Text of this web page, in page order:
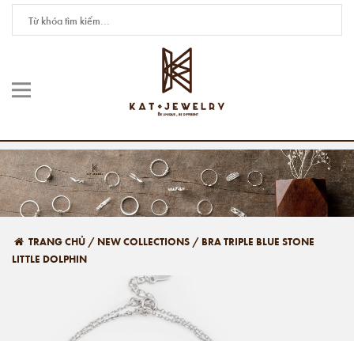
TRANG CHỦ / NEW COLLECTIONS / BRA TRIPLE BLUE STONE
LITTLE DOLPHIN